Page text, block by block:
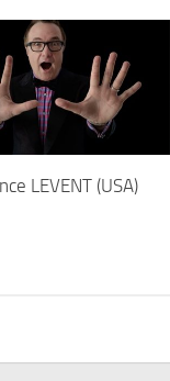
LEVENT (USA)